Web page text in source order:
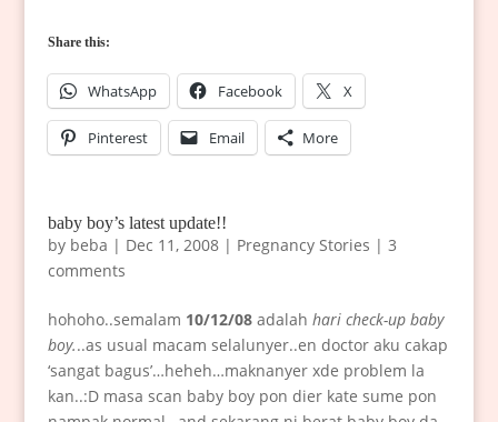
Share this:
WhatsApp Facebook X
Pinterest Email More
baby boy’s latest update!!
by beba | Dec 11, 2008| Pregnancy Stories | 3
comments
hohoho..semalam 10/12/08adalah hari check-up baby
boy...as usual macam selalunyer..en doctor aku cakap
‘sangat bagus’…heheh…maknanyer xde problem la
kan..:D masa scan baby boy pon dier kate sume pon